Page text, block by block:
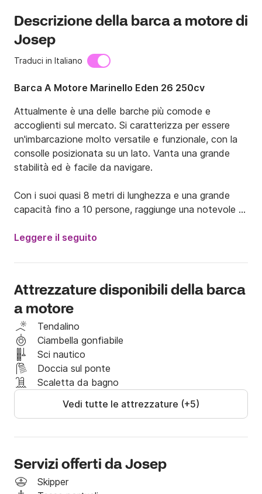
Descrizione della barca a motore di
Josep
Traduci in Italiano
Barca A Motore Marinello Eden 26 250cv
Attualmente è una delle barche più comode e
accoglienti sul mercato. Si caratterizza per essere
un'imbarcazione molto versatile e funzionale, con la
consolle posizionata su un lato. Vanta una grande
stabilità ed è facile da navigare.
Con i suoi quasi 8 metri di lunghezza e una grande
capacità fino a 10 persone, raggiunge una notevole
motore da 250 CV. È dotata di solarium di prua e di
Medes e il Baix Ter a bordo di un Marinello Eden 26!
TASSE PORTUALI INCLUSE per la preparazione della
barca in porto e la manutenzione dell'ormeggio.
Leggere il seguito
Attrezzature disponibili della barca
a motore
Tendalino
Ciambella gonfiabile
Sci nautico
Doccia sul ponte
Scaletta da bagno
Vedi tutte le attrezzature (+5)
Servizi offerti da Josep
Skipper